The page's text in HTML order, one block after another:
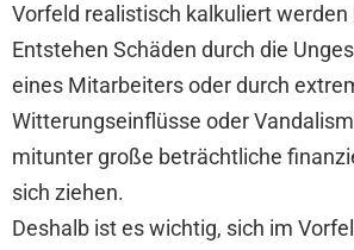
Vorfeld realistisch kalkuliert werden
Entstehen Schäden durch die
eines Mitarbeiters oder durch
Witterungseinflüsse oder
mitunter große beträchtliche
sich ziehen.
Deshalb ist es wichtig, sich im